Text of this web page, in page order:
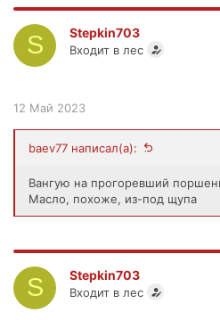
S Stepkin703
Входит в лес
12 Май 2023
baev77 написал(а):
Вангую на прогоревший
Масло, похоже, из-под щупа
S Stepkin703
Входит в лес